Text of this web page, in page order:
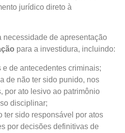
jurídico direto à
necessidade de apresentação
para a investidura, incluindo:
de antecedentes criminais;
de não ter sido punido, nos
por ato lesivo ao patrimônio
disciplinar;
ter sido responsável por atos
por decisões definitivas de